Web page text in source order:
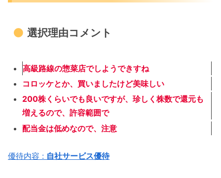
選択理由コメント
高級路線の惣菜店でしようできすね
コロッケとか、買いましたけど美味しい
200株くらいでも良いですが、珍しく株数で還元も
増えるので、許容範囲で
配当金は低めなので、注意
優待内容 : 自社サービス優待